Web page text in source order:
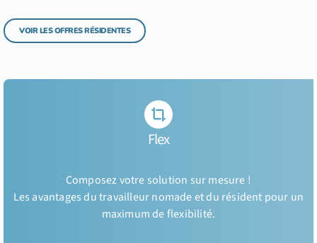
VOIR LES OFFRES RÉSIDENTES
Flex
Composez votre solution sur mesure !
Les avantages du travailleur nomade et du résident pour un
maximum de flexibilité.